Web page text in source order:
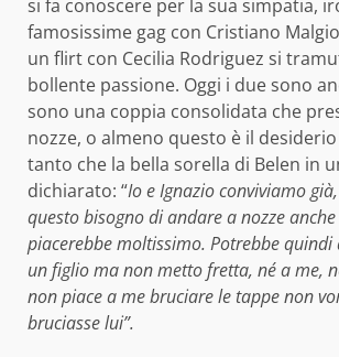
si fa conoscere per la sua simpatia,
famosissime gag con Cristiano
un flirt con Cecilia Rodriguez si
bollente passione. Oggi i due sono
sono una coppia consolidata che
nozze, o almeno questo è il
tanto che la bella sorella di Belen in
dichiarato: “Io e Ignazio conviviamo
questo bisogno di andare a nozze
piacerebbe moltissimo. Potrebbe
un figlio ma non metto fretta, né a me,
non piace a me bruciare le tappe non
bruciasse lui”.